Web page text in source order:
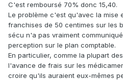
C'est remboursé 70% donc 15,40.
Le problème c'est qu'avec la mise
franchises de 50 centimes sur les
sécu n'a pas vraiment
perception sur le plan comptable.
En particulier, comme la plupart
l'avance de frais sur les
croire qu'ils auraient eux-mêmes